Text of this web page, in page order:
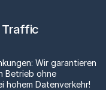
Traffic
Wir garantieren
Betrieb ohne
hohem Datenverkehr!